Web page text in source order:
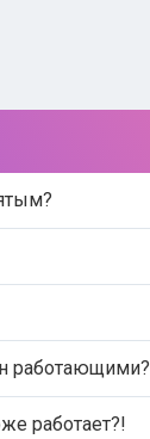
работающими?
работает?!